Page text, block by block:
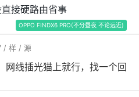
接硬路由省事
OPPO FINDX6 PRO(不分昼夜 不论远近)
/ 样 / 源
网线插光猫上就行，找一个回